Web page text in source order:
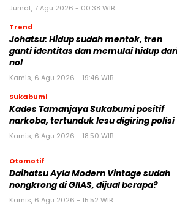
Jumat, 7 Agu 2026 - 00:38 WIB
Trend
Johatsu: Hidup sudah mentok, tren
ganti identitas dan memulai hidup
nol
Kamis, 6 Agu 2026 - 19:46 WIB
Sukabumi
Kades Tamanjaya Sukabumi positif
narkoba, tertunduk lesu digiring polisi
Kamis, 6 Agu 2026 - 18:50 WIB
Otomotif
Daihatsu Ayla Modern Vintage sudah
nongkrong di GIIAS, dijual berapa?
Kamis, 6 Agu 2026 - 15:52 WIB